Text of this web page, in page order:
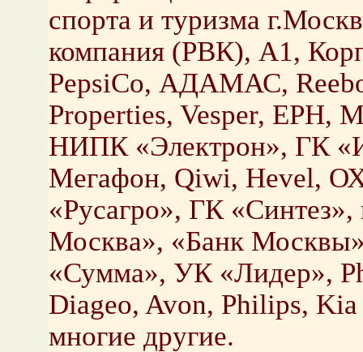
спорта и туризма
компания (РВК), А1,
PepsiCo, АДАМАС,
Properties, Vesper,
НИПК «Электрон», ГК
Мегафон, Qiwi, Hevel,
«Русагро», ГК
Москва», «Банк
«Сумма», УК «Лидер»,
Diageo, Avon, Philips,
многие другие.